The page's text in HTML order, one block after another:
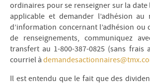
ordinaires pour se renseigner sur la
applicable et demander l’adhésion
d’information concernant l’adhésion ou
de renseignements, communiquez
transfert au 1-800-387-0825 (sans frais
courriel à
Il est entendu que le fait que des